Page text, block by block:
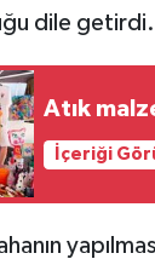
dile getirdi.
İçeriği